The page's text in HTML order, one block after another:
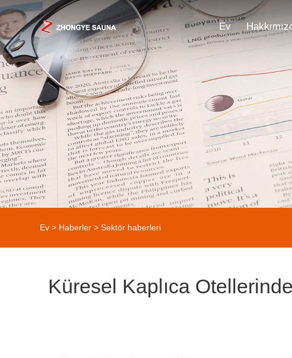
Ev
Ev > Haberler >Sektör haberleri
Küresel Kaplıca